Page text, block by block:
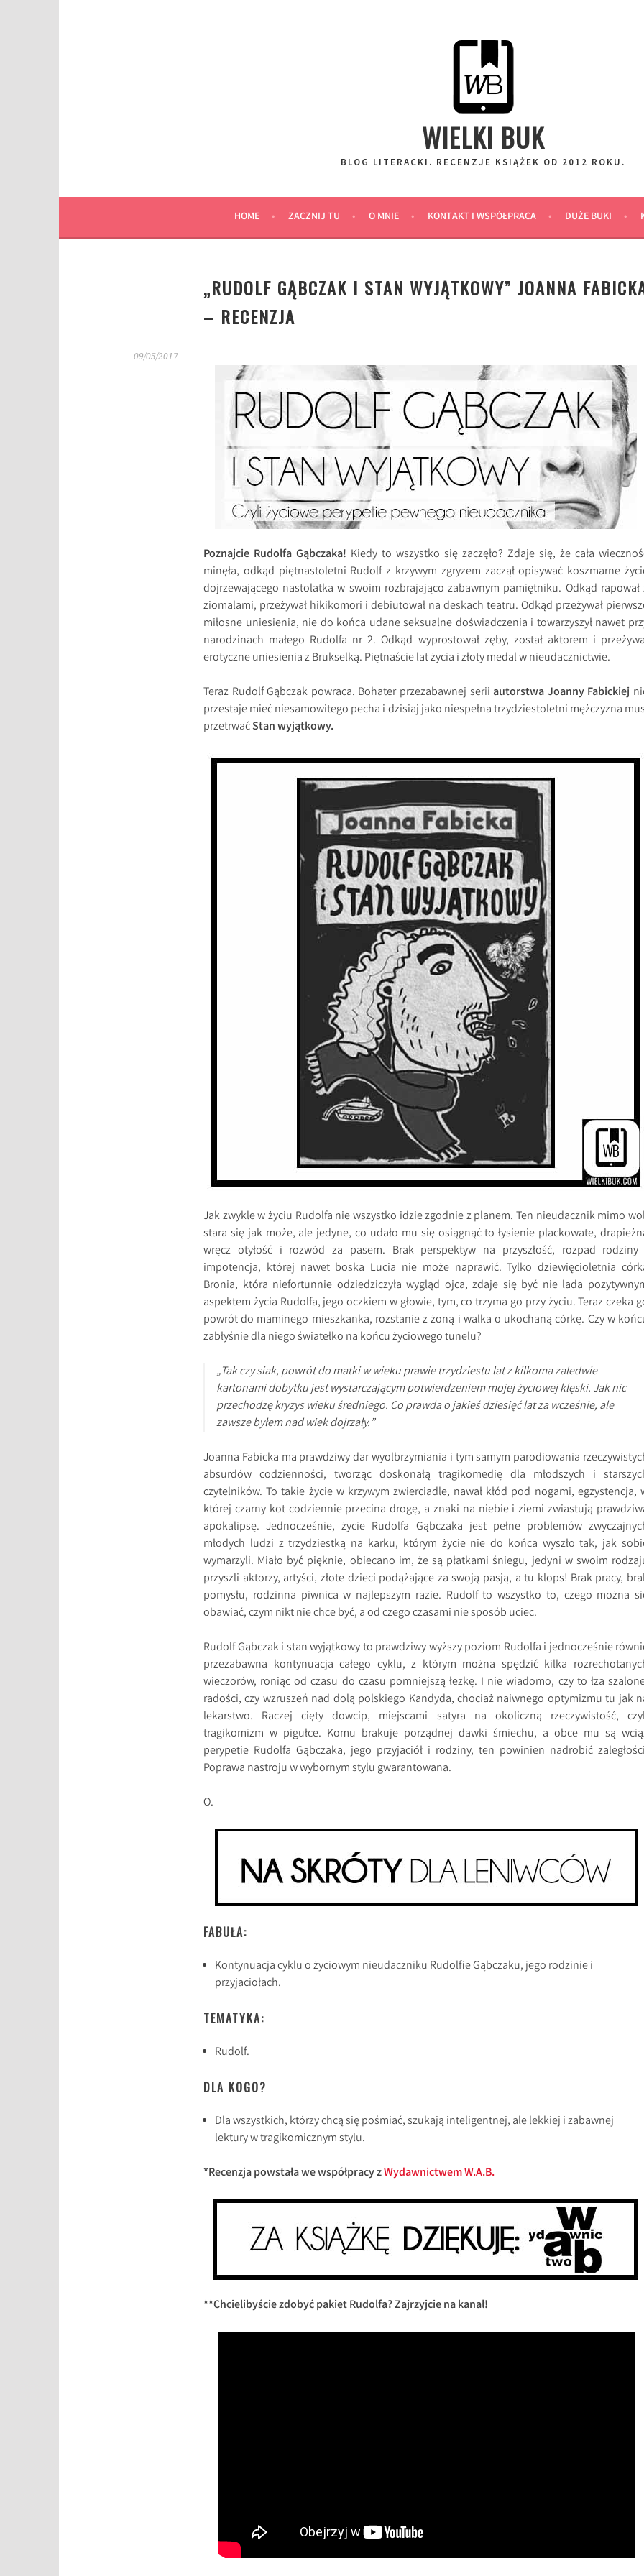
WIELKI BUK
BLOG LITERACKI. RECENZJE KSIĄŻEK OD 2012 ROKU.
HOME ZACZNIJ TU O MNIE KONTAKT I WSPÓŁPRACA DUŻE BUKI
„RUDOLF GĄBCZAK I STAN WYJĄTKOWY” JOANNA
– RECENZJA
09/05/2017
Poznajcie Rudolfa Gąbczaka! Kiedy to wszystko się zaczęło? Zdaje się, że cała
minęła, odkąd piętnastoletni Rudolf z krzywym zgryzem zaczął opisywać koszmarne
dojrzewającego nastolatka w swoim rozbrajająco zabawnym pamiętniku. Odkąd rapował
ziomalami, przeżywał hikikomori i debiutował na deskach teatru. Odkąd przeżywał
miłosne uniesienia, nie do końca udane seksualne doświadczenia i towarzyszył nawet
narodzinach małego Rudolfa nr 2. Odkąd wyprostował zęby, został aktorem i
erotyczne uniesienia z Brukselką. Piętnaście lat życia i złoty medal w nieudacznictwie.
Teraz Rudolf Gąbczak powraca. Bohater przezabawnej serii autorstwa Joanny Fabickiej
przestaje mieć niesamowitego pecha i dzisiaj jako niespełna trzydziestoletni mężczyzna
przetrwaćStan wyjątkowy.
Jak zwykle w życiu Rudolfa nie wszystko idzie zgodnie z planem. Ten nieudacznik mimo
stara się jak może, ale jedyne, co udało mu się osiągnąć to łysienie plackowate,
wręcz otyłość i rozwód za pasem. Brak perspektyw na przyszłość, rozpad
impotencja, której nawet boska Lucia nie może naprawić. Tylko dziewięcioletnia
Bronia, która niefortunnie odziedziczyła wygląd ojca, zdaje się być nie lada
aspektem życia Rudolfa, jego oczkiem w głowie, tym, co trzyma go przy życiu. Teraz czeka
powrót do maminego mieszkanka, rozstanie z żoną i walka o ukochaną córkę. Czy w
zabłyśnie dla niego światełko na końcu życiowego tunelu?
„Tak czy siak, powrót do matki w wieku prawie trzydziestu lat z kilkoma zaledwie
kartonami dobytku jest wystarczającym potwierdzeniem mojej życiowej klęski. Jak nic
przechodzę kryzys wieku średniego. Co prawda o jakieś dziesięć lat za wcześnie, ale
zawsze byłem nad wiek dojrzały.”
Joanna Fabicka ma prawdziwy dar wyolbrzymiania i tym samym parodiowania
absurdów codzienności, tworząc doskonałą tragikomedię dla młodszych i
czytelników. To takie życie w krzywym zwierciadle, nawał kłód pod nogami, egzystencja,
której czarny kot codziennie przecina drogę, a znaki na niebie i ziemi zwiastują
apokalipsę. Jednocześnie, życie Rudolfa Gąbczaka jest pełne problemów
młodych ludzi z trzydziestką na karku, którym życie nie do końca wyszło tak, jak
wymarzyli. Miało być pięknie, obiecano im, że są płatkami śniegu, jedyni w swoim
przyszli aktorzy, artyści, złote dzieci podążające za swoją pasją, a tu klops! Brak pracy,
pomysłu, rodzinna piwnica w najlepszym razie. Rudolf to wszystko to, czego można
obawiać, czym nikt nie chce być, a od czego czasami nie sposób uciec.
Rudolf Gąbczak i stan wyjątkowy to prawdziwy wyższy poziom Rudolfa i jednocześnie
przezabawna kontynuacja całego cyklu, z którym można spędzić kilka
wieczorów, roniąc od czasu do czasu pomniejszą łezkę. I nie wiadomo, czy to łza
radości, czy wzruszeń nad dolą polskiego Kandyda, chociaż naiwnego optymizmu tu jak
lekarstwo. Raczej cięty dowcip, miejscami satyra na okoliczną rzeczywistość,
tragikomizm w pigułce. Komu brakuje porządnej dawki śmiechu, a obce mu są
perypetie Rudolfa Gąbczaka, jego przyjaciół i rodziny, ten powinien nadrobić
Poprawa nastroju w wybornym stylu gwarantowana.
O.
FABUŁA:
Kontynuacja cyklu o życiowym nieudaczniku Rudolfie Gąbczaku, jego rodzinie i
przyjaciołach.
TEMATYKA:
Rudolf.
DLA KOGO?
Dla wszystkich, którzy chcą się pośmiać, szukają inteligentnej, ale lekkiej i zabawnej
lektury w tragikomicznym stylu.
*Recenzja powstała we współpracy zWydawnictwem W.A.B.
**Chcielibyście zdobyć pakiet Rudolfa? Zajrzyjcie na kanał!